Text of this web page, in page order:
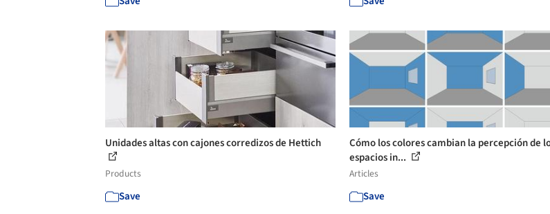
Unidades altas con cajones corredizos de Hettich
Products
Save
Cómo los colores cambian la percepción de
espacios in...
Articles
Save